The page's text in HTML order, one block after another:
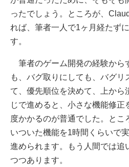
ったでしょう。ところが、
れば、筆者一人で1ヶ月経たず
す。
筆者のゲーム開発の経験から
も、バグ取りにしても、バグリ
て、優先順位を決めて、上か
じで進めると、小さな機能修正
度かかるのが普通でした。とこ
いついた機能を1時間くらいで
進められます。もう人間では追
つつあります。